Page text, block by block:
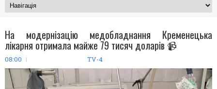
На модернізацію медобладнання Кременецька
лікарня отримала майже 79 тисяч доларів 📹
08:00 TV-4